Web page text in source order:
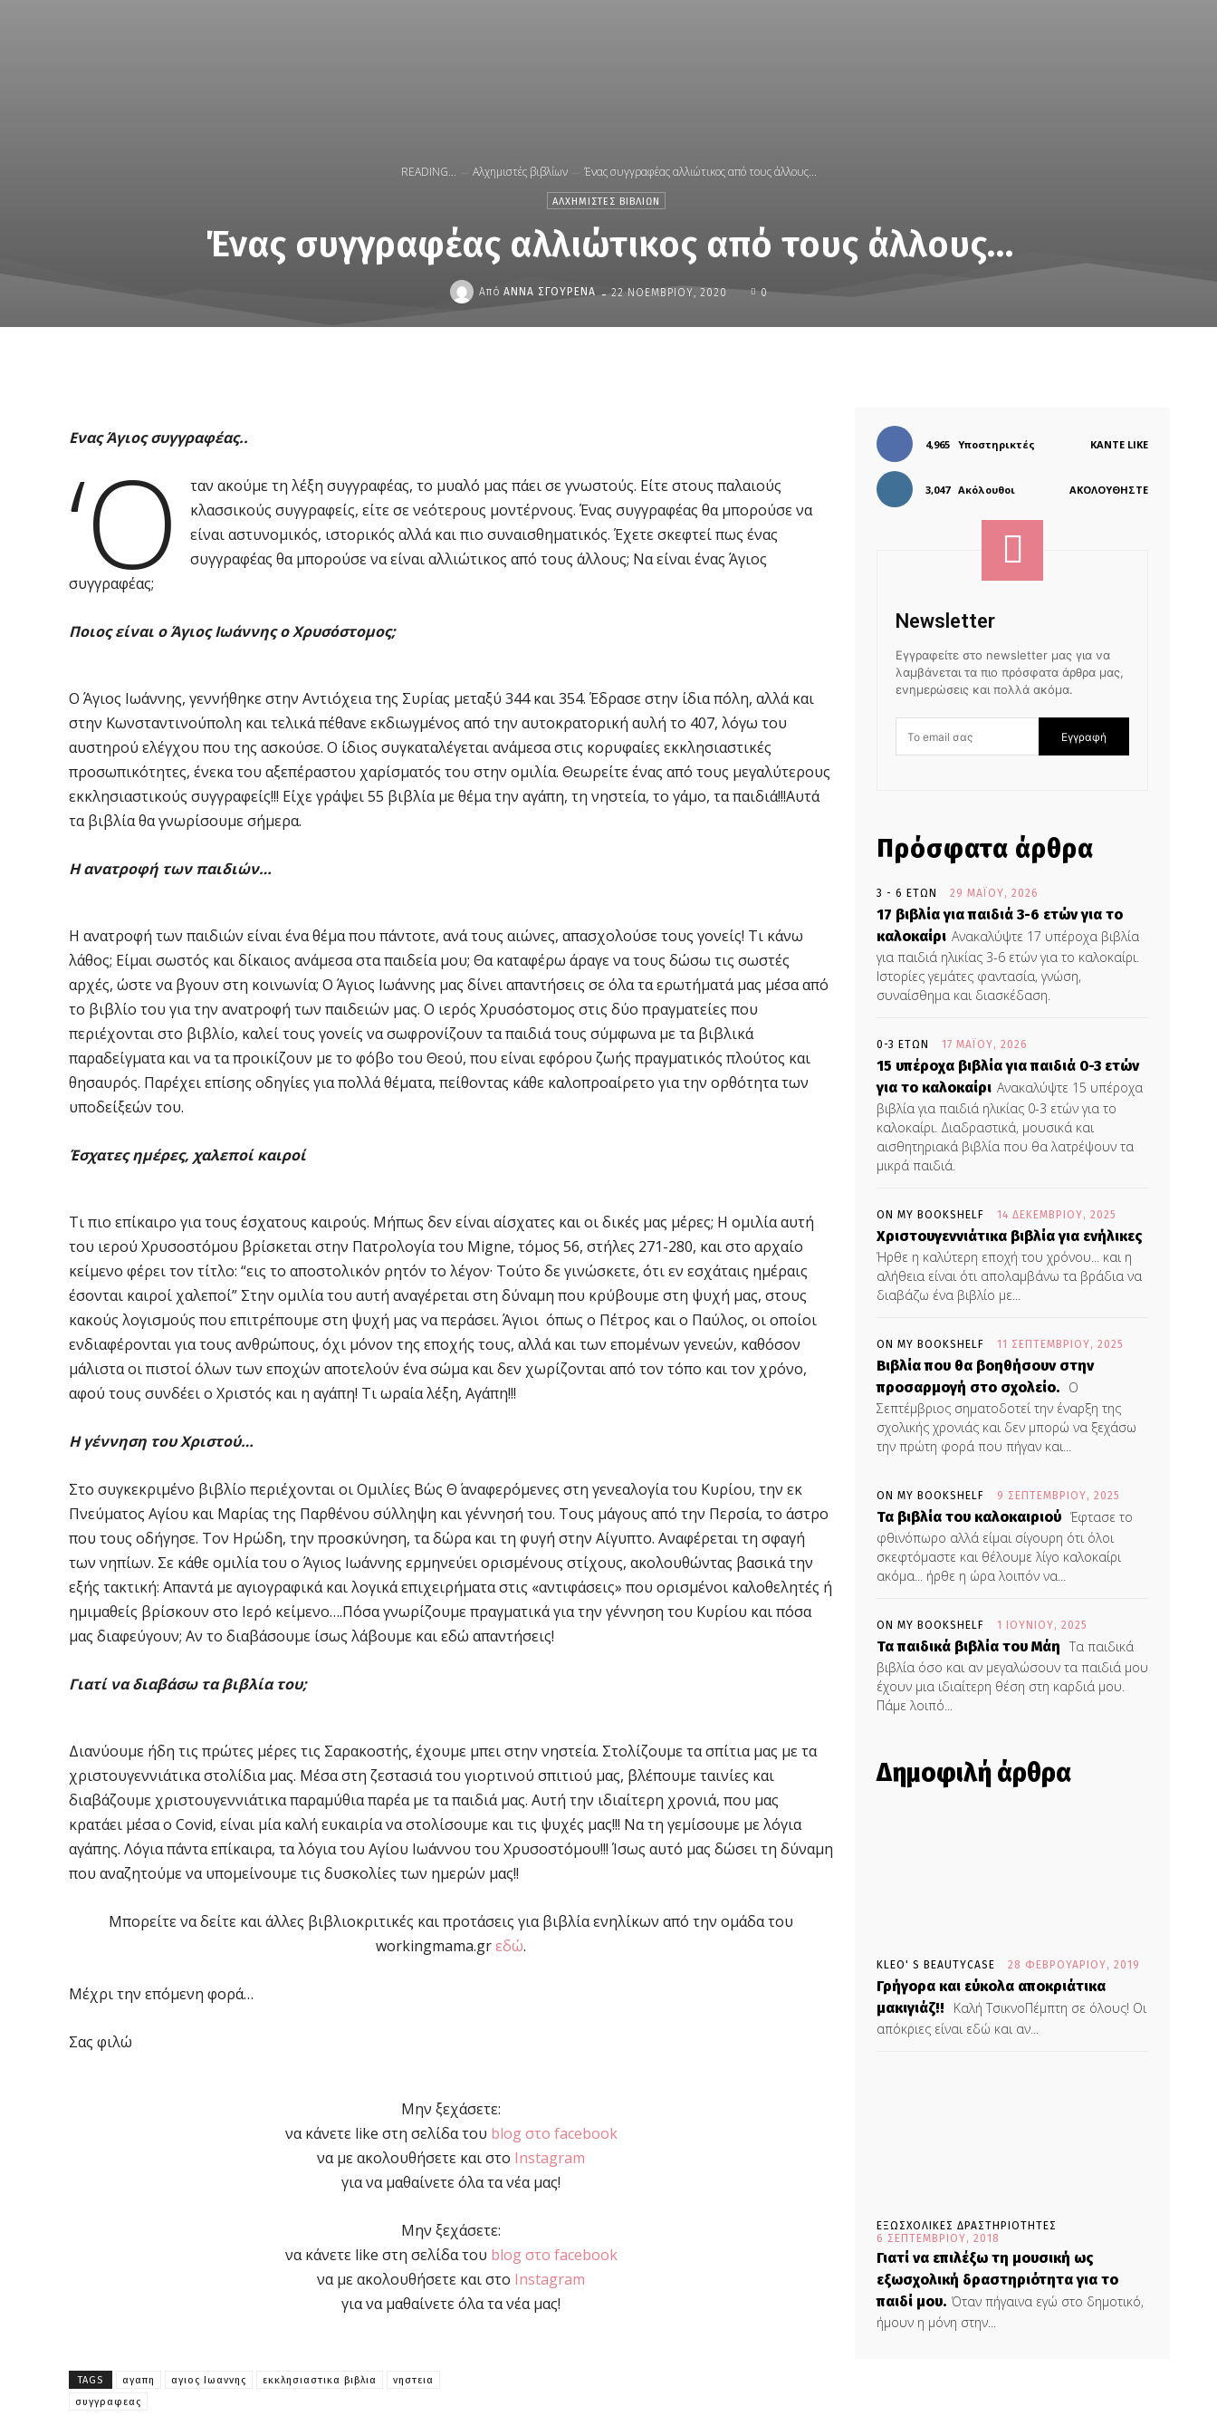
READING... Αλχημιστές βιβλίων Ένας συγγραφέας αλλιώτικος από τους άλλους...
ΑΛΧΗΜΙΣΤΈΣ ΒΙΒΛΊΩΝ
Ένας συγγραφέας αλλιώτικος από τους άλλους…
Από ΆΝΝΑ ΣΓΟΎΡΕΝΑ - 22 ΝΟΕΜΒΡΊΟΥ, 2020 0
Ενας Άγιος συγγραφέας..
‘Ό
ταν ακούμε τη λέξη συγγραφέας, το μυαλό μας πάει σε γνωστούς. Είτε στους παλαιούς
κλασσικούς συγγραφείς, είτε σε νεότερους μοντέρνους. Ένας συγγραφέας θα μπορούσε να
είναι αστυνομικός, ιστορικός αλλά και πιο συναισθηματικός. Έχετε σκεφτεί πως ένας
συγγραφέας θα μπορούσε να είναι αλλιώτικος από τους άλλους; Να είναι ένας Άγιος
συγγραφέας;
Ποιος είναι ο Άγιος Ιωάννης οΧρυσόστομος;
Ο Άγιος Ιωάννης, γεννήθηκε στην Αντιόχεια της Συρίας μεταξύ 344 και 354. Έδρασε στην ίδια πόλη, αλλά και
στην Κωνσταντινούπολη και τελικά πέθανε εκδιωγμένος από την αυτοκρατορική αυλή το 407, λόγω του
αυστηρού ελέγχου που της ασκούσε. Ο ίδιος συγκαταλέγεται ανάμεσα στις κορυφαίες εκκλησιαστικές
προσωπικότητες, ένεκα του αξεπέραστου χαρίσματός του στην ομιλία. Θεωρείτε ένας από τους μεγαλύτερους
εκκλησιαστικούς συγγραφείς!!! Είχε γράψει 55 βιβλία με θέμα την αγάπη, τη νηστεία, το γάμο, τα παιδιά!!!Αυτά
τα βιβλία θα γνωρίσουμε σήμερα.
Η ανατροφή των παιδιών…
Η ανατροφή των παιδιών είναι ένα θέμα που πάντοτε, ανά τους αιώνες, απασχολούσε τους γονείς! Τι κάνω
λάθος; Είμαι σωστός και δίκαιος ανάμεσα στα παιδεία μου; Θα καταφέρω άραγε να τους δώσω τις σωστές
αρχές, ώστε να βγουν στη κοινωνία; Ο Άγιος Ιωάννης μας δίνει απαντήσεις σε όλα τα ερωτήματά μας μέσα από
το βιβλίο του για την ανατροφή των παιδειών μας. Ο ιερός Χρυσόστομος στις δύο πραγματείες που
περιέχονται στο βιβλίο, καλεί τους γονείς να σωφρονίζουν τα παιδιά τους σύμφωνα με τα βιβλικά
παραδείγματα και να τα προικίζουν με το φόβο του Θεού, που είναι εφόρου ζωής πραγματικός πλούτος και
θησαυρός. Παρέχει επίσης οδηγίες για πολλά θέματα, πείθοντας κάθε καλοπροαίρετο για την ορθότητα των
υποδείξεών του.
Έσχατες ημέρες, χαλεποί καιροί
Τι πιο επίκαιρο για τους έσχατους καιρούς. Μήπως δεν είναι αίσχατες και οι δικές μας μέρες; Η ομιλία αυτή
του ιερού Χρυσοστόμου βρίσκεται στην Πατρολογία του Migne, τόμος 56, στήλες 271-280, και στο αρχαίο
κείμενο φέρει τον τίτλο: “εις το αποστολικόν ρητόν το λέγον· Τούτο δε γινώσκετε, ότι εν εσχάταις ημέραις
έσονται καιροί χαλεποί” Στην ομιλία του αυτή αναγέρεται στη δύναμη που κρύβουμε στη ψυχή μας, στους
κακούς λογισμούς που επιτρέπουμε στη ψυχή μας να περάσει. Άγιοι όπως ο Πέτρος και ο Παύλος, οι οποίοι
ενδιαφέρονται για τους ανθρώπους, όχι μόνον της εποχής τους, αλλά και των επομένων γενεών, καθόσον
μάλιστα οι πιστοί όλων των εποχών αποτελούν ένα σώμα και δεν χωρίζονται από τον τόπο και τον χρόνο,
αφού τους συνδέει ο Χριστός και η αγάπη! Τι ωραία λέξη, Αγάπη!!!
Η γέννηση του Χριστού…
Στο συγκεκριμένο βιβλίο περιέχονται οι Ομιλίες Β΄ως Θ΄ αναφερόμενες στη γενεαλογία του Κυρίου, την εκ
Πνεύματος Αγίου και Μαρίας της Παρθένου σύλληψη και γέννησή του. Τους μάγους από την Περσία, το άστρο
που τους οδήγησε. Τον Ηρώδη, την προσκύνηση, τα δώρα και τη φυγή στην Αίγυπτο. Αναφέρεται τη σφαγή
των νηπίων. Σε κάθε ομιλία του ο Άγιος Ιωάννης ερμηνεύει ορισμένους στίχους, ακολουθώντας βασικά την
εξής τακτική: Απαντά με αγιογραφικά και λογικά επιχειρήματα στις «αντιφάσεις» που ορισμένοι καλοθελητές ή
ημιμαθείς βρίσκουν στο Ιερό κείμενο….Πόσα γνωρίζουμε πραγματικά για την γέννηση του Κυρίου και πόσα
μας διαφεύγουν; Αν το διαβάσουμε ίσως λάβουμε και εδώ απαντήσεις!
Γιατί να διαβάσω τα βιβλία του;
Διανύουμε ήδη τις πρώτες μέρες τις Σαρακοστής, έχουμε μπει στην νηστεία. Στολίζουμε τα σπίτια μας με τα
χριστουγεννιάτικα στολίδια μας. Μέσα στη ζεστασιά του γιορτινού σπιτιού μας, βλέπουμε ταινίες και
διαβάζουμε χριστουγεννιάτικα παραμύθια παρέα με τα παιδιά μας. Αυτή την ιδιαίτερη χρονιά, που μας
κρατάει μέσα ο Covid, είναι μία καλή ευκαιρία να στολίσουμε και τις ψυχές μας!!! Να τη γεμίσουμε με λόγια
αγάπης. Λόγια πάντα επίκαιρα, τα λόγια του Αγίου Ιωάννου του Χρυσοστόμου!!! Ίσως αυτό μας δώσει τη δύναμη
που αναζητούμε να υπομείνουμε τις δυσκολίες των ημερών μας!!
Μπορείτε να δείτε και άλλες βιβλιοκριτικές και προτάσεις για βιβλία ενηλίκων από την ομάδα του
workingmama.grεδώ.
Μέχρι την επόμενη φορά…
Σας φιλώ
Μην ξεχάσετε:
να κάνετε like στη σελίδα του blog στο facebook
να με ακολουθήσετε και στο Instagram
για να μαθαίνετε όλα τα νέα μας!
Μην ξεχάσετε:
να κάνετε like στη σελίδα του blog στο facebook
να με ακολουθήσετε και στο Instagram
για να μαθαίνετε όλα τα νέα μας!
TAGS αγαπη αγιος Ιωαννης εκκλησιαστικα βιβλια
νηστεια
συγγραφεας
4,965 Υποστηρικτές ΚΆΝΤΕ LIKE
3,047 Ακόλουθοι ΑΚΟΛΟΥΘΉΣΤΕ
Newsletter
Εγγραφείτε στο newsletter μας για να
λαμβάνεται τα πιο πρόσφατα άρθρα μας,
ενημερώσεις και πολλά ακόμα.
Εγγραφή
Πρόσφατα άρθρα
3 - 6 ΕΤΏΝ 29 ΜΑΪ́ΟΥ, 2026
17 βιβλία για παιδιά 3-6 ετών για το
καλοκαίρι Ανακαλύψτε 17 υπέροχα βιβλία
για παιδιά ηλικίας 3-6 ετών για το καλοκαίρι.
Ιστορίες γεμάτες φαντασία, γνώση,
συναίσθημα και διασκέδαση.
0-3 ΕΤΏΝ 17 ΜΑΪ́ΟΥ, 2026
15 υπέροχα βιβλία για παιδιά 0-3 ετών
για το καλοκαίρι Ανακαλύψτε 15 υπέροχα
βιβλία για παιδιά ηλικίας 0-3 ετών για το
καλοκαίρι. Διαδραστικά, μουσικά και
αισθητηριακά βιβλία που θα λατρέψουν τα
μικρά παιδιά.
ON MY BOOKSHELF 14 ΔΕΚΕΜΒΡΊΟΥ, 2025
Χριστουγεννιάτικα βιβλία για ενήλικες
Ήρθε η καλύτερη εποχή του χρόνου... και η
αλήθεια είναι ότι απολαμβάνω τα βράδια να
διαβάζω ένα βιβλίο με...
ON MY BOOKSHELF 11 ΣΕΠΤΕΜΒΡΊΟΥ, 2025
Βιβλία που θα βοηθήσουν στην
προσαρμογή στο σχολείο. Ο
Σεπτέμβριος σηματοδοτεί την έναρξη της
σχολικής χρονιάς και δεν μπορώ να ξεχάσω
την πρώτη φορά που πήγαν και...
ON MY BOOKSHELF 9 ΣΕΠΤΕΜΒΡΊΟΥ, 2025
Τα βιβλία του καλοκαιριού Έφτασε το
φθινόπωρο αλλά είμαι σίγουρη ότι όλοι
σκεφτόμαστε και θέλουμε λίγο καλοκαίρι
ακόμα... ήρθε η ώρα λοιπόν να...
ON MY BOOKSHELF 1 ΙΟΥΝΊΟΥ, 2025
Τα παιδικά βιβλία του Μάη Τα παιδικά
βιβλία όσο και αν μεγαλώσουν τα παιδιά μου
έχουν μια ιδιαίτερη θέση στη καρδιά μου.
Πάμε λοιπό...
Δημοφιλή άρθρα
KLEO' S BEAUTYCASE 28 ΦΕΒΡΟΥΑΡΊΟΥ, 2019
Γρήγορα και εύκολα αποκριάτικα
μακιγιάζ!!
Καλή ΤσικνοΠέμπτη σε όλους! Οι
απόκριες είναι εδώ και αν...
ΕΞΩΣΧΟΛΙΚΕΣ ΔΡΑΣΤΗΡΙΟΤΗΤΕΣ
6 ΣΕΠΤΕΜΒΡΊΟΥ, 2018
Γιατί να επιλέξω τη μουσική ως
εξωσχολική δραστηριότητα για το
παιδί μου. Όταν πήγαινα εγώ στο δημοτικό,
ήμουν η μόνη στην...